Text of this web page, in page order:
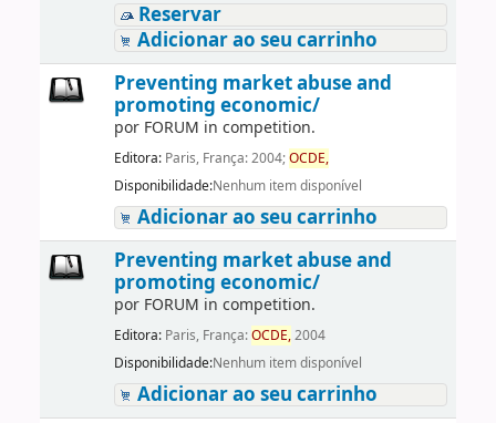
Reservar
Adicionar ao seu carrinho
Preventing market abuse and
promoting economic/
por FORUM in competition.
Editora: Paris, França: 2004;OCDE,
Disponibilidade:Nenhum item disponível
Adicionar ao seu carrinho
Preventing market abuse and
promoting economic/
por FORUM in competition.
Editora: Paris, França:OCDE,2004
Disponibilidade:Nenhum item disponível
Adicionar ao seu carrinho